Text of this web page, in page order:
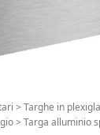
> Targhe in
> Targa alluminio